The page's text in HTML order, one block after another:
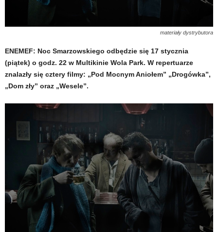
materiały dystrybutora
ENEMEF: Noc Smarzowskiego odbędzie się 17 stycznia
(piątek) o godz. 22 w Multikinie Wola Park. W repertuarze
znalazły się cztery filmy: „Pod Mocnym Aniołem” „Drogówka”,
„Dom zły” oraz „Wesele”.